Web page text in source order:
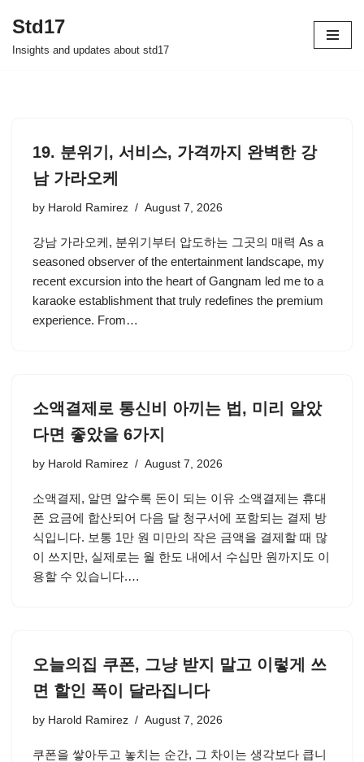
Skip
Std17
Insights and updates about std17
19. 분위기, 서비스, 가격까지 완벽한 강
남 가라오케
by Harold Ramirez August 7, 2026
강남 가라오케, 분위기부터 압도하는 그곳의 매력 As a
seasoned observer of the entertainment landscape, my
recent excursion into the heart of Gangnam led me to a
karaoke establishment that truly redefines the premium
experience. From…
소액결제로 통신비 아끼는 법, 미리 알았
다면 좋았을 6가지
by Harold Ramirez August 7, 2026
소액결제, 알면 알수록 돈이 되는 이유 소액결제는 휴대
폰 요금에 합산되어 다음 달 청구서에 포함되는 결제 방
식입니다. 보통 1만 원 미만의 작은 금액을 결제할 때 많
이 쓰지만, 실제로는 월 한도 내에서 수십만 원까지도 이
용할 수 있습니다.…
오늘의집 쿠폰, 그냥 받지 말고 이렇게 쓰
면 할인 폭이 달라집니다
by Harold Ramirez August 7, 2026
쿠폰을 쌓아두고 놓치는 순간, 그 차이는 생각보다 큽니